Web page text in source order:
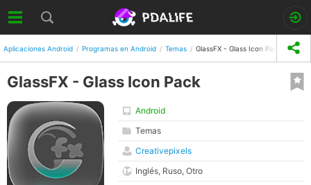
Aplicaciones Android Programas en Android Temas GlassFX - Glass Icon Pack
GlassFX - Glass Icon Pack
Android
Temas
Creativepixels
Inglés, Ruso, Otro